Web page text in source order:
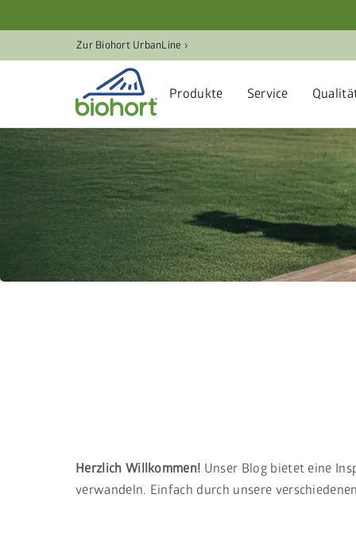
Zur Biohort UrbanLine ›
Produkte Service
Herzlich Willkommen! Unser Blog bietet eine
verwandeln. Einfach durch unsere